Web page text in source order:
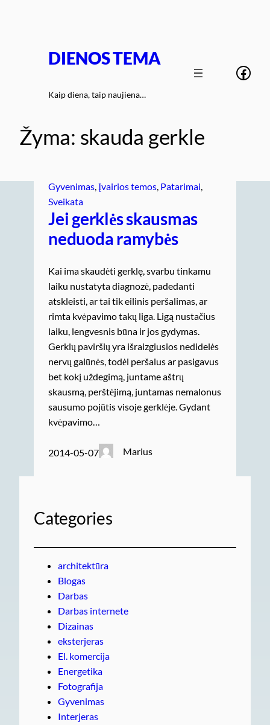
DIENOS TEMA
Kaip diena, taip naujiena…
Žyma: skauda gerkle
Gyvenimas Įvairios temos Patarimai
Sveikata
Jei gerklės skausmas
neduoda ramybės
Kai ima skaudėti gerklę, svarbu tinkamu
laiku nustatyta diagnozė, padedanti
atskleisti, ar tai tik eilinis peršalimas, ar
rimta kvėpavimo takų liga. Ligą nustačius
laiku, lengvesnis būna ir jos gydymas.
Gerklų paviršių yra išraizgiusios nedidelės
nervų galūnės, todėl peršalus ar pasigavus
bet kokį uždegimą, juntame aštrų
skausmą, perštėjimą, juntamas nemalonus
sausumo pojūtis visoje gerklėje. Gydant
kvėpavimo…
2014-05-07 Marius
Categories
architektūra
Blogas
Darbas
Darbas internete
Dizainas
eksterjeras
El. komercija
Energetika
Fotografija
Gyvenimas
Interjeras